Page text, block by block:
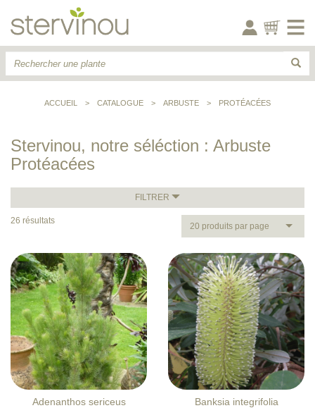
ACCUEIL > CATALOGUE > ARBUSTE > PROTÉACÉES
Stervinou, notre séléction : Arbuste
Protéacées
FILTRER
26 résultats
20 produits par page
Adenanthos sericeus Banksia integrifolia